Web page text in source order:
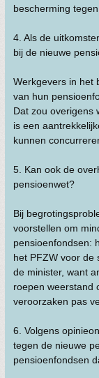
bescherming tegen
4. Als de
bij de nieuwe
Werkgevers in het
van hun
Dat zou overigens
is een
kunnen
5. Kan ook de
pensioenwet?
Bij
voorstellen om
pensioenfondsen:
het PFZW voor de
de minister, want
roepen weerstand
veroorzaken pas
6. Volgens
tegen de nieuwe
pensioenfondsen